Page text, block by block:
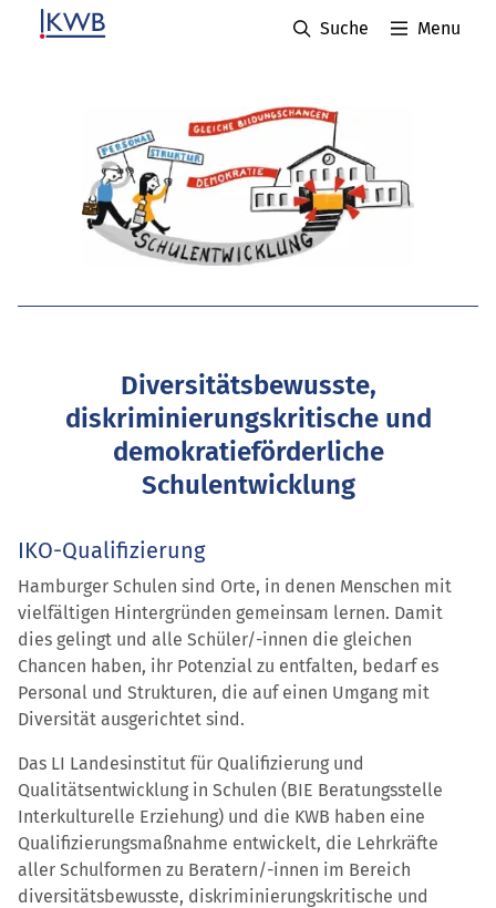
Suche Menu
Diversitätsbewusste,
diskriminierungskritische und
demokratieförderliche
Schulentwicklung
IKO-Qualifizierung
Hamburger Schulen sind Orte, in denen Menschen mit
vielfältigen Hintergründen gemeinsam lernen. Damit
dies gelingt und alle Schüler/-innen die gleichen
Chancen haben, ihr Potenzial zu entfalten, bedarf es
Personal und Strukturen, die auf einen Umgang mit
Diversität ausgerichtet sind.
Das LI Landesinstitut für Qualifizierung und
Qualitätsentwicklung in Schulen (BIE Beratungsstelle
Interkulturelle Erziehung) und die KWB haben eine
Qualifizierungsmaßnahme entwickelt, die Lehrkräfte
aller Schulformen zu Beratern/-innen im Bereich
diversitätsbewusste, diskriminierungskritische und